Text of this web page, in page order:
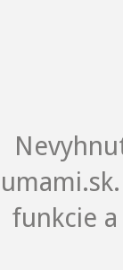
funkcie